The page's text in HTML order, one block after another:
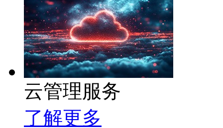
云管理服务
了解更多